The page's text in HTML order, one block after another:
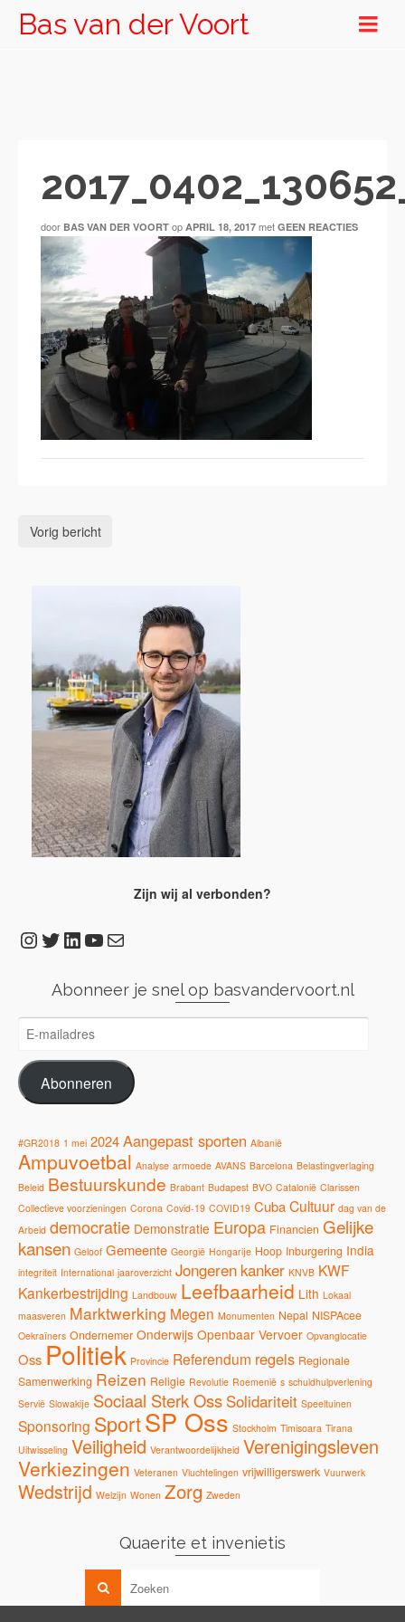
Bas van der Voort
door BAS VAN DER VOORT op APRIL 18, 2017 met GEEN REACTIES
Vorig bericht
Zijn wij al verbonden?
Instagram
Twitter
LinkedIn
YouTube
E-mail
Abonneer je snel op basvandervoort.nl
E-
mailadres
Abonneren
#GR2018 1 mei 2024Aangepast sporten Albanië
Ampuvoetbal Analyse armoede AVANS Barcelona Belastingverlaging
Beleid Bestuurskunde Brabant Budapest BVO Catalonië Clarissen
Collectieve voorzieningen Corona Covid-19 COVID19 CubaCultuur dag van de
Arbeid democratie Demonstratie Europa Financien Gelijke
kansen Geloof Gemeente Georgië Hongarije Hoop Inburgering India
integriteit International jaaroverzicht Jongeren kanker KNVB KWF
Kankerbestrijding Landbouw Leefbaarheid Lith Lokaal
maasveren Marktwerking Megen Monumenten Nepal NISPAcee
Oekraïners Ondernemer Onderwijs Openbaar Vervoer Opvanglocatie
Oss Politiek Provincie Referendum regels Regionale
Samenwerking Reizen Religie Revolutie Roemenië s schuldhulpverlening
Servië Slowakije Sociaal Sterk Oss Solidariteit Speeltuinen
Sponsoring SportSP Oss Stockholm Timisoara Tirana
Uitwisseling Veiligheid Verantwoordelijkheid Verenigingsleven
Verkiezingen Veteranen Vluchtelingen vrijwilligerswerk Vuurwerk
Wedstrijd Welzijn Wonen Zorg Zweden
Quaerite et invenietis